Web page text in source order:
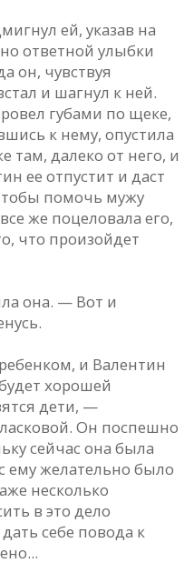
ей, указав на
ответной улыбки
он, чувствуя
и шагнул к ней.
губами по щеке,
к нему, опустила
там, далеко от него, и
ее отпустит и даст
помочь мужу
же поцеловала его,
что произойдет
она. — Вот и
и Валентин
хорошей
дети, —
Он поспешно
сейчас она была
ему желательно было
несколько
в это дело
себе повода к